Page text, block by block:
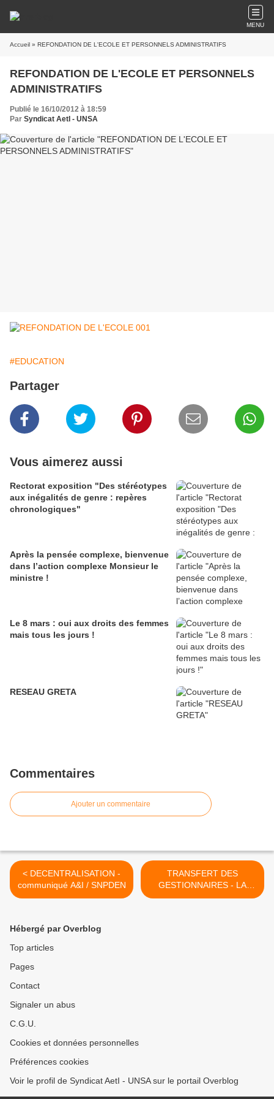
MENU
Accueil » REFONDATION DE L'ECOLE ET PERSONNELS ADMINISTRATIFS
REFONDATION DE L'ECOLE ET PERSONNELS
ADMINISTRATIFS
Publié le 16/10/2012 à 18:59
Par Syndicat AetI - UNSA
#EDUCATION
Partager
Vous aimerez aussi
Rectorat exposition "Des stéréotypes
aux inégalités de genre : repères
chronologiques"
Après la pensée complexe, bienvenue
dans l’action complexe Monsieur le
ministre !
Le 8 mars : oui aux droits des femmes
mais tous les jours !
RESEAU GRETA
Commentaires
Ajouter un commentaire
< DECENTRALISATION -
communiqué A&I / SNPDEN
TRANSFERT DES
GESTIONNAIRES - LA
REPONSE DE L'ADF >
Hébergé par Overblog
Top articles
Pages
Contact
Signaler un abus
C.G.U.
Cookies et données personnelles
Préférences cookies
Voir le profil de Syndicat AetI - UNSA sur le portail Overblog